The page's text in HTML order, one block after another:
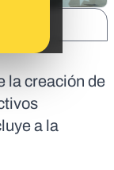
la creación de
a la